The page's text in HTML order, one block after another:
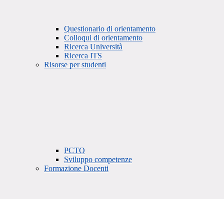
Questionario di orientamento
Colloqui di orientamento
Ricerca Università
Ricerca ITS
Risorse per studenti
PCTO
Sviluppo competenze
Formazione Docenti